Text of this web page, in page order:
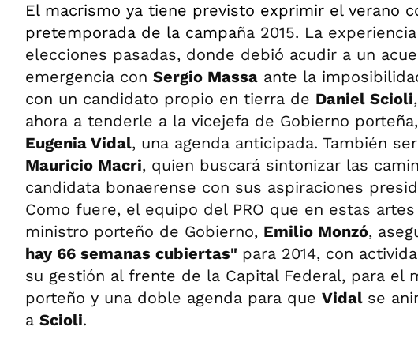
El macrismo ya tiene previsto exprimir el verano
pretemporada de la campaña 2015. La
elecciones pasadas, donde debió acudir a un
emergencia con Sergio Massa ante la
con un candidato propio en tierra de Daniel Scioli
ahora a tenderle a la vicejefa de Gobierno porteña,
Eugenia Vidal, una agenda anticipada. También
Mauricio Macri, quien buscará sintonizar las
candidata bonaerense con sus aspiraciones
Como fuere, el equipo del PRO que en estas
ministro porteño de Gobierno, Emilio Monzó,
hay 66 semanas cubiertas" para 2014, con
su gestión al frente de la Capital Federal, para el
porteño y una doble agenda para que Vidal se
a Scioli.